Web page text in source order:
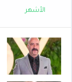
الأشهر